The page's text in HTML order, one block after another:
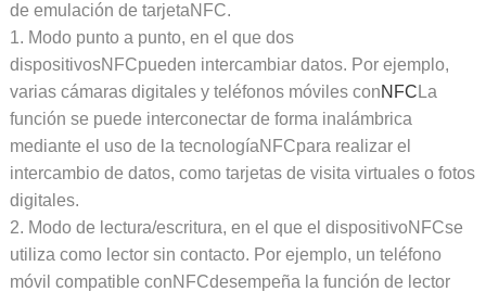
de emulación de tarjetaNFC.
1. Modo punto a punto, en el que dos
dispositivosNFCpueden intercambiar datos. Por ejemplo,
varias cámaras digitales y teléfonos móviles conNFC La
función se puede interconectar de forma inalámbrica
mediante el uso de la tecnologíaNFCpara realizar el
intercambio de datos, como tarjetas de visita virtuales o fotos
digitales.
2. Modo de lectura/escritura, en el que el dispositivoNFCse
utiliza como lector sin contacto. Por ejemplo, un teléfono
móvil compatible conNFCdesempeña la función de lector